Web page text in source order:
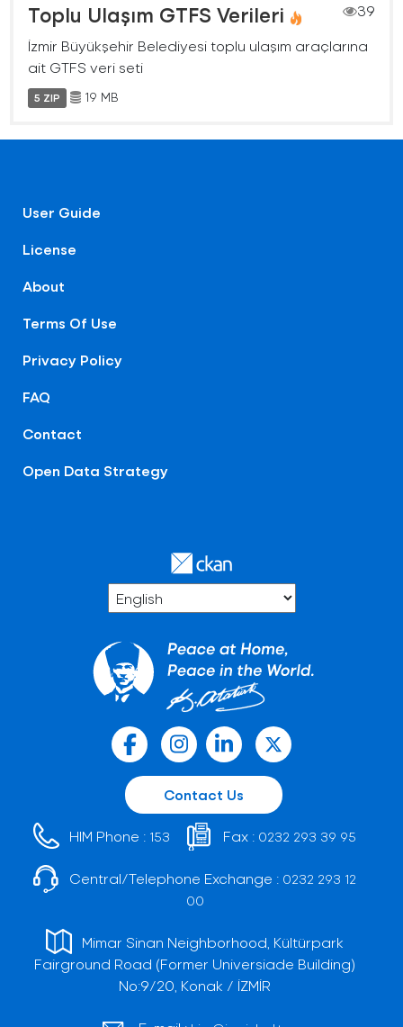
Toplu Ulaşım GTFS Verileri
39
İzmir Büyükşehir Belediyesi toplu ulaşım araçlarına
ait GTFS veri seti
5 ZIP 19 MB
User Guide
License
About
Terms Of Use
Privacy Policy
FAQ
Contact
Open Data Strategy
Contact Us
HIM Phone : 153 Fax : 0232 293 39 95
Central/Telephone Exchange : 0232 293 12
00
Mimar Sinan Neighborhood, Kültürpark
Fairground Road (Former Universiade Building)
No:9/20, Konak / İZMİR